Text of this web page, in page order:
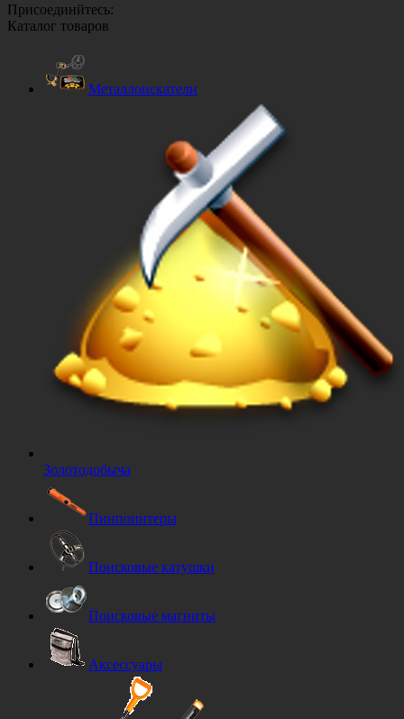
Присоединйтесь:
Каталог товаров
Металлоискатели
Золотодобыча
Пинпоинтеры
Поисковые катушки
Поисковые магниты
Аксессуары